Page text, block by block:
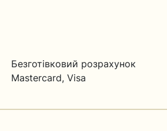
Безготівковий розрахунок
Mastercard, Visa